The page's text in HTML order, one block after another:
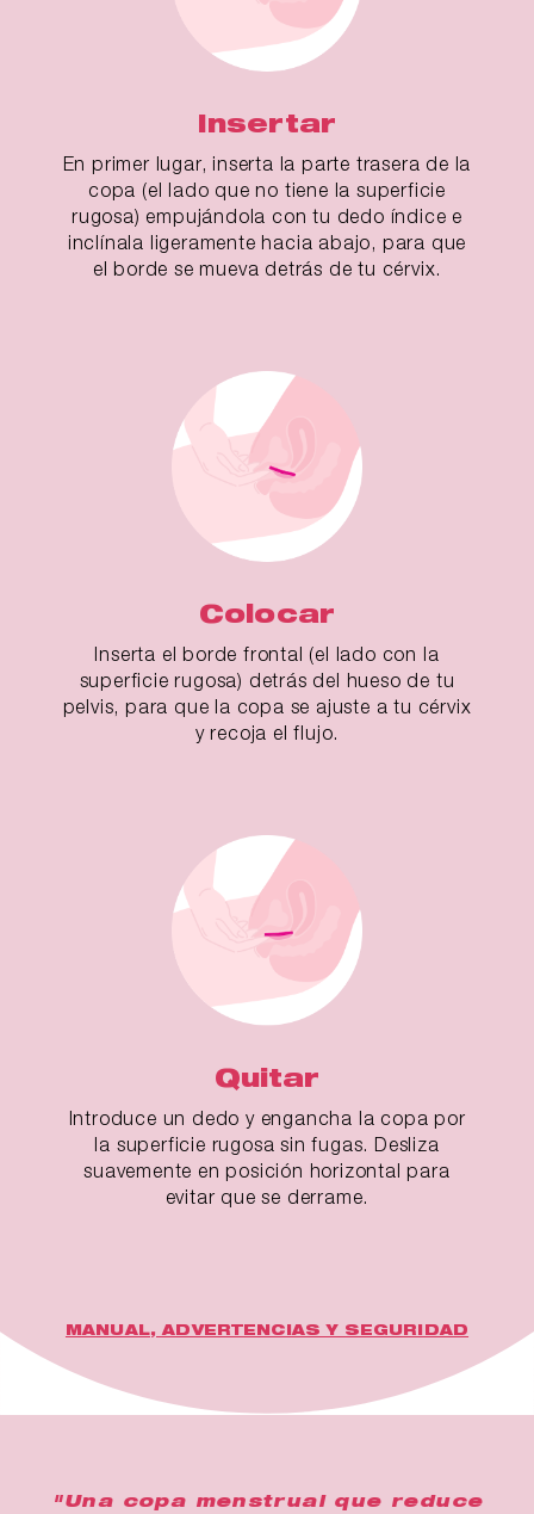
Insertar
En primer lugar, inserta la parte trasera de la
copa (el lado que no tiene la superficie
rugosa) empujándola con tu dedo índice e
inclínala ligeramente hacia abajo, para que
el borde se mueva detrás de tu cérvix.
Colocar
Inserta el borde frontal (el lado con la
superficie rugosa) detrás del hueso de tu
pelvis, para que la copa se ajuste a tu cérvix
y recoja el flujo.
Quitar
Introduce un dedo y engancha la copa por
la superficie rugosa sin fugas. Desliza
suavemente en posición horizontal para
evitar que se derrame.
MANUAL, ADVERTENCIAS Y SEGURIDAD
"Una copa menstrual que reduce